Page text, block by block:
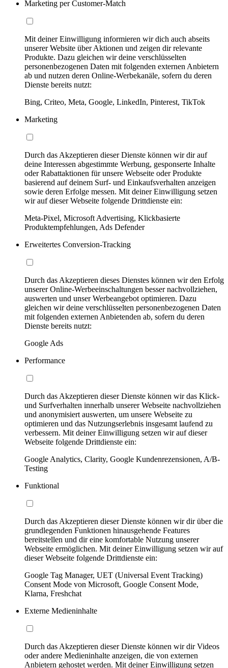
Marketing per Customer-Match
Mit deiner Einwilligung informieren wir dich auch abseits
unserer Website über Aktionen und zeigen dir relevante
Produkte. Dazu gleichen wir deine verschlüsselten
personenbezogenen Daten mit folgenden externen Anbietern
ab und nutzen deren Online-Werbekanäle, sofern du deren
Dienste bereits nutzt:
Bing, Criteo, Meta, Google, LinkedIn, Pinterest, TikTok
Marketing
Durch das Akzeptieren dieser Dienste können wir dir auf
deine Interessen abgestimmte Werbung, gesponserte Inhalte
oder Rabattaktionen für unsere Webseite oder Produkte
basierend auf deinem Surf- und Einkaufsverhalten anzeigen
sowie deren Erfolge messen. Mit deiner Einwilligung setzen
wir auf dieser Webseite folgende Drittdienste ein:
Meta-Pixel, Microsoft Advertising, Klickbasierte
Produktempfehlungen, Ads Defender
Erweitertes Conversion-Tracking
Durch das Akzeptieren dieses Dienstes können wir den Erfolg
unserer Online-Werbeeinschaltungen besser nachvollziehen,
auswerten und unser Werbeangebot optimieren. Dazu
gleichen wir deine verschlüsselten personenbezogenen Daten
mit folgenden externen Anbietenden ab, sofern du deren
Dienste bereits nutzt:
Google Ads
Performance
Durch das Akzeptieren dieser Dienste können wir das Klick-
und Surfverhalten innerhalb unserer Webseite nachvollziehen
und anonymisiert auswerten, um unsere Webseite zu
optimieren und das Nutzungserlebnis insgesamt laufend zu
verbessern. Mit deiner Einwilligung setzen wir auf dieser
Webseite folgende Drittdienste ein:
Google Analytics, Clarity, Google Kundenrezensionen, A/B-
Testing
Funktional
Durch das Akzeptieren dieser Dienste können wir dir über die
grundlegenden Funktionen hinausgehende Features
bereitstellen und dir eine komfortable Nutzung unserer
Webseite ermöglichen. Mit deiner Einwilligung setzen wir auf
dieser Webseite folgende Drittdienste ein:
Google Tag Manager, UET (Universal Event Tracking)
Consent Mode von Microsoft, Google Consent Mode,
Klarna, Freshchat
Externe Medieninhalte
Durch das Akzeptieren dieser Dienste können wir dir Videos
oder andere Medieninhalte anzeigen, die von externen
Anbietern gehostet werden. Mit deiner Einwilligung setzen